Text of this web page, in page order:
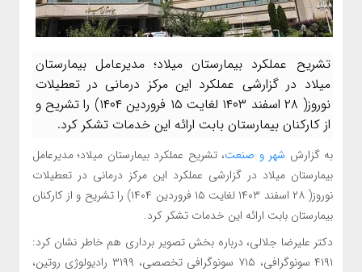
تشريح عملكرد بيمارستان ميلاد؛ مديرعامل بيمارستان
ميلاد در گزارشي عملكرد اين مركز درماني در تعطيلات
نوروز( ۲۸ اسفند ۱۴۰۳ لغايت ۱۵ فروردين ۱۴۰۴) را تشريح و
از كاركنان بيمارستان بابت ارائه اين خدمات تشكر كرد.
به گزارش شهر و صنعت، تشريح عملكرد بيمارستان ميلاد؛ مديرعامل
بيمارستان ميلاد در گزارشي عملكرد اين مركز درماني در تعطيلات
نوروز( ۲۸ اسفند ۱۴۰۳ لغايت ۱۵ فروردين ۱۴۰۴) را تشريح و از كاركنان
بيمارستان بابت ارائه اين خدمات تشكر كرد.
دكتر عليرضا جلالي، درباره بخش تصوير برداري هم خاطر نشان كرد:
۴۱۹۱ سونوگرافي، ۷۱۵ سونوگرافي تخصصي، ۳۱۹۹ راديولوژي روتين،